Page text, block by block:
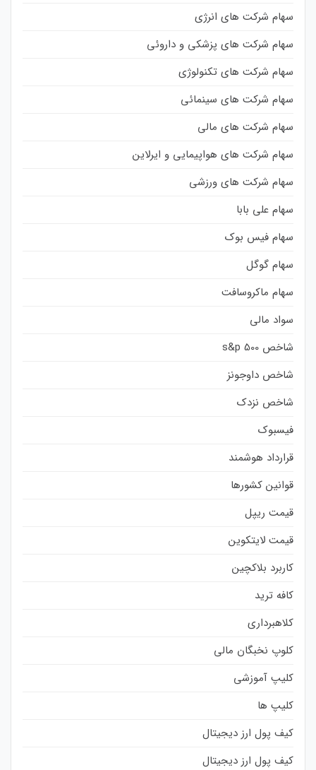
سهام شرکت های انرژی
سهام شرکت های پزشکی و داروئی
سهام شرکت های تکنولوژی
سهام شرکت های سینمائی
سهام شرکت های مالی
سهام شرکت های هواپیمایی و ایرلاین
سهام شرکت های ورزشی
سهام علی بابا
سهام فیس بوک
سهام گوگل
سهام ماکروسافت
سواد مالی
شاخص s&p 500
شاخص داوجونز
شاخص نزدک
فیسبوک
قرارداد هوشمند
قوانین کشورها
قیمت ریپل
قیمت لایتکوین
کاربرد بلاکچین
کافه ترید
کلاهبرداری
کلوپ نخبگان مالی
کلیپ آموزشی
کلیپ ها
کیف پول ارز دیجیتال
کیف پول ارز دیجیتال